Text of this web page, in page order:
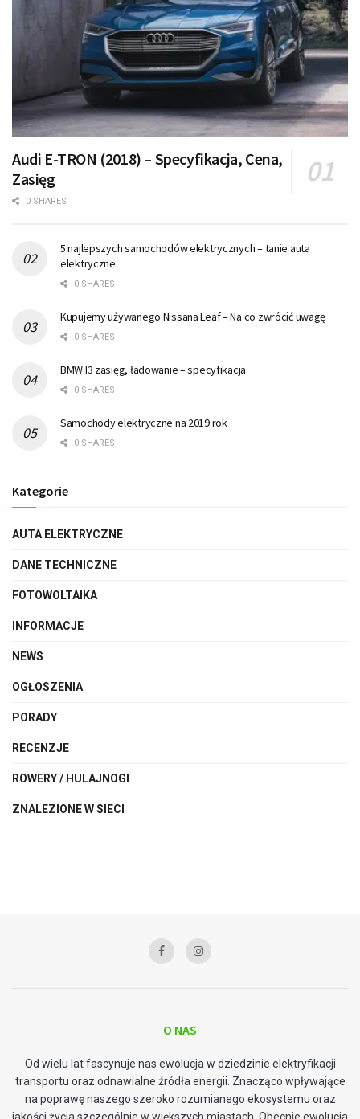
Audi E-TRON (2018) – Specyfikacja, Cena,
Zasięg
0 SHARES
5 najlepszych samochodów elektrycznych – tanie auta
elektryczne
0 SHARES
Kupujemy używanego Nissana Leaf – Na co zwrócić uwagę
0 SHARES
BMW I3 zasięg, ładowanie – specyfikacja
0 SHARES
Samochody elektryczne na 2019 rok
0 SHARES
Kategorie
AUTA ELEKTRYCZNE
DANE TECHNICZNE
FOTOWOLTAIKA
INFORMACJE
NEWS
OGŁOSZENIA
PORADY
RECENZJE
ROWERY / HULAJNOGI
ZNALEZIONE W SIECI
O NAS
Od wielu lat fascynuje nas ewolucja w dziedzinie elektryfikacji
transportu oraz odnawialne źródła energii. Znacząco wpływające
na poprawę naszego szeroko rozumianego ekosystemu oraz